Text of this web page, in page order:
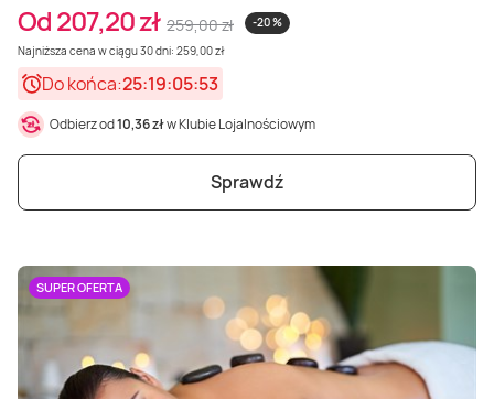
Od 207,20 zł 259,00 zł
-20 %
Najniższa cena w ciągu 30 dni: 259,00 zł
Do końca:25:19:05:51
Odbierz od10,36 złw Klubie Lojalnościowym
Sprawdź
SUPER OFERTA